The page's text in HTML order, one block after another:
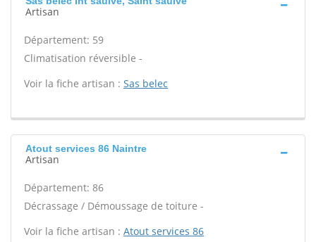
Artisan
Département: 59
Climatisation réversible -
Voir la fiche artisan : Sas belec
Atout services 86 Naintre
Artisan
Département: 86
Décrassage / Démoussage de toiture -
Voir la fiche artisan : Atout services 86